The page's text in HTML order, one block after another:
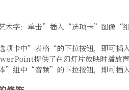
术字：单击”插入“选项卡”图像“
卡中”表格“的下拉按钮，即可插入
提供了在幻灯片放映时播放声
组中“音频”的下拉按钮，即可插入